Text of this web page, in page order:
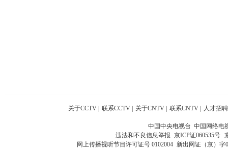
关于CCTV 联系CCTV 关于CNTV 联系CNTV 人才招聘
中国中央电视台 中国网络电
违法和不良信息举报 京ICP证060535号
网上传播视听节目许可证号 0102004 新出网证（京）